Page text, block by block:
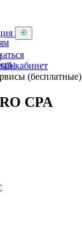
кабинет
(бесплатные)
CPA